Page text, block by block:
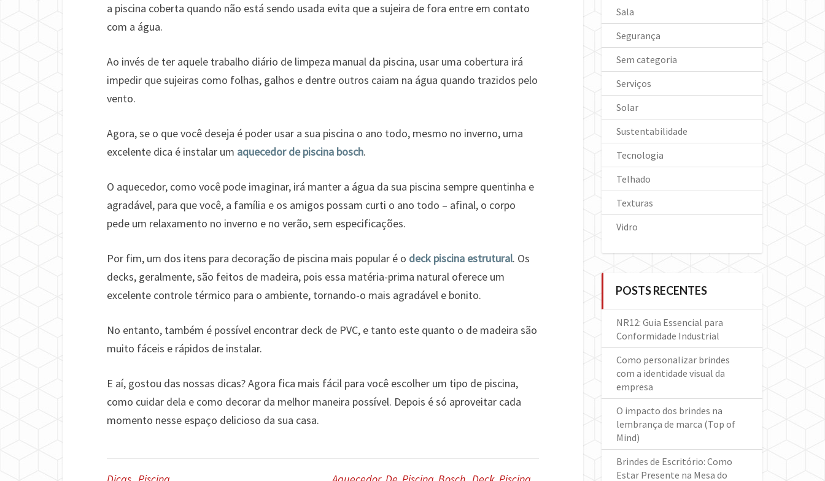
a piscina coberta quando não está sendo usada evita que a sujeira de fora entre em contato
com a água.
Ao invés de ter aquele trabalho diário de limpeza manual da piscina, usar uma cobertura irá
impedir que sujeiras como folhas, galhos e dentre outros caiam na água quando trazidos pelo
vento.
Agora, se o que você deseja é poder usar a sua piscina o ano todo, mesmo no inverno, uma
excelente dica é instalar um aquecedor de piscina bosch.
O aquecedor, como você pode imaginar, irá manter a água da sua piscina sempre quentinha e
agradável, para que você, a família e os amigos possam curti o ano todo – afinal, o corpo
pede um relaxamento no inverno e no verão, sem especificações.
Por fim, um dos itens para decoração de piscina mais popular é o deck piscina estrutural. Os
decks, geralmente, são feitos de madeira, pois essa matéria-prima natural oferece um
excelente controle térmico para o ambiente, tornando-o mais agradável e bonito.
No entanto, também é possível encontrar deck de PVC, e tanto este quanto o de madeira são
muito fáceis e rápidos de instalar.
E aí, gostou das nossas dicas? Agora fica mais fácil para você escolher um tipo de piscina,
como cuidar dela e como decorar da melhor maneira possível. Depois é só aproveitar cada
momento nesse espaço delicioso da sua casa.
Sala
Segurança
Sem categoria
Serviços
Solar
Sustentabilidade
Tecnologia
Telhado
Texturas
Vidro
POSTS RECENTES
NR12: Guia Essencial para
Conformidade Industrial
Como personalizar brindes
com a identidade visual da
empresa
O impacto dos brindes na
lembrança de marca (Top of
Mind)
Brindes de Escritório: Como
Estar Presente na Mesa do